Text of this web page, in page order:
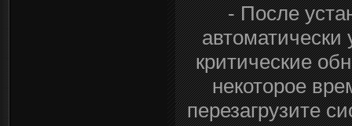
- После
критические
некоторое
перезагрузите